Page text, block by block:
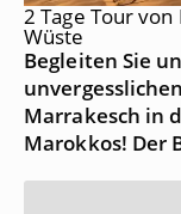
2 Tage Tour
Wüste
Begleiten Sie
Marrakesch in
Marokkos! Der